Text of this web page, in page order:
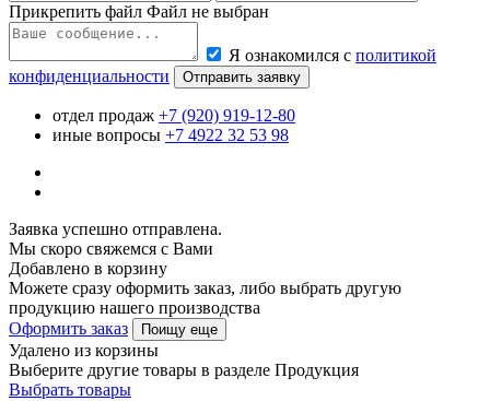
Прикрепить файл Файл не выбран
Я ознакомился с политикой
конфиденциальности
Отправить заявку
отдел продаж +7 (920) 919-12-80
иные вопросы +7 4922 32 53 98
Заявка успешно отправлена.
Мы скоро свяжемся с Вами
Добавлено в корзину
Можете сразу оформить заказ, либо выбрать другую
продукцию нашего производства
Оформить заказ
Поищу еще
Удалено из корзины
Выберите другие товары в разделе Продукция
Выбрать товары